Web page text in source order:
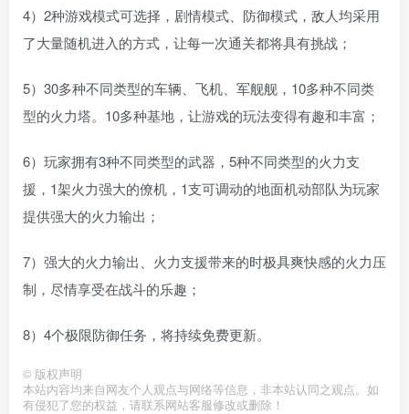
4）2种游戏模式可选择，剧情模式、防御模式，敌人均采用
了大量随机进入的方式，让每一次通关都将具有挑战；
5）30多种不同类型的车辆、飞机、军舰舰，10多种不同类
型的火力塔。10多种基地，让游戏的玩法变得有趣和丰富；
6）玩家拥有3种不同类型的武器，5种不同类型的火力支
援，1架火力强大的僚机，1支可调动的地面机动部队为玩家
提供强大的火力输出；
7）强大的火力输出、火力支援带来的时极具爽快感的火力压
制，尽情享受在战斗的乐趣；
8）4个极限防御任务，将持续免费更新。
© 版权声明
本站内容均来自网友个人观点与网络等信息，非本站认同之观点。如
有侵犯了您的权益，请联系网站客服修改或删除！